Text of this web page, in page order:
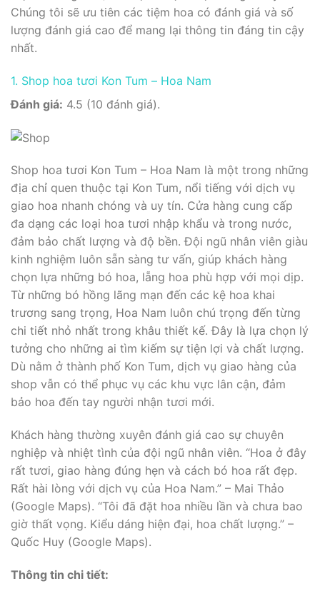
Chúng tôi sẽ ưu tiên các tiệm hoa có đánh giá và số
lượng đánh giá cao để mang lại thông tin đáng tin cậy
nhất.
1. Shop hoa tươi Kon Tum – Hoa Nam
Đánh giá: 4.5 (10 đánh giá).
Shop hoa tươi Kon Tum – Hoa Nam là một trong những
địa chỉ quen thuộc tại Kon Tum, nổi tiếng với dịch vụ
giao hoa nhanh chóng và uy tín. Cửa hàng cung cấp
đa dạng các loại hoa tươi nhập khẩu và trong nước,
đảm bảo chất lượng và độ bền. Đội ngũ nhân viên giàu
kinh nghiệm luôn sẵn sàng tư vấn, giúp khách hàng
chọn lựa những bó hoa, lẵng hoa phù hợp với mọi dịp.
Từ những bó hồng lãng mạn đến các kệ hoa khai
trương sang trọng, Hoa Nam luôn chú trọng đến từng
chi tiết nhỏ nhất trong khâu thiết kế. Đây là lựa chọn lý
tưởng cho những ai tìm kiếm sự tiện lợi và chất lượng.
Dù nằm ở thành phố Kon Tum, dịch vụ giao hàng của
shop vẫn có thể phục vụ các khu vực lân cận, đảm
bảo hoa đến tay người nhận tươi mới.
Khách hàng thường xuyên đánh giá cao sự chuyên
nghiệp và nhiệt tình của đội ngũ nhân viên. “Hoa ở đây
rất tươi, giao hàng đúng hẹn và cách bó hoa rất đẹp.
Rất hài lòng với dịch vụ của Hoa Nam.” – Mai Thảo
(Google Maps). “Tôi đã đặt hoa nhiều lần và chưa bao
giờ thất vọng. Kiểu dáng hiện đại, hoa chất lượng.” –
Quốc Huy (Google Maps).
Thông tin chi tiết: